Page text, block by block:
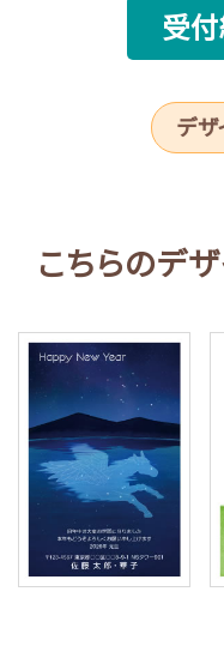
受
デ
こちらのデ